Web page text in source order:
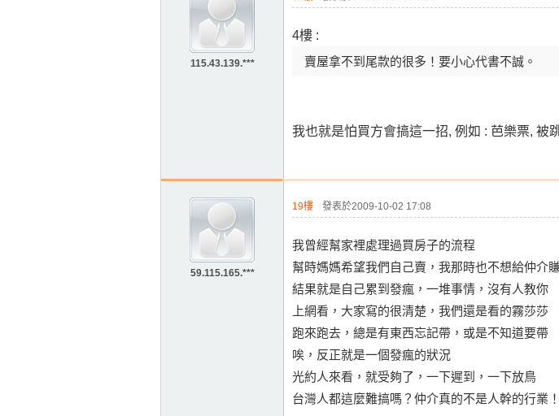
115.43.139.***
4樓 :
賣屋拿不到尾款的很多！要小心代書不誠。
我也就是怕買方會搞這一招, 例如 : 芭樂票, 被
59.115.165.***
19樓 發表於2009-10-02 17:08
我曾經幫家裡處理過買房子的流程
幫時媽媽希望我們自己賣，我那時也不想給仲介
結果就是自己累到發瘋，一堆事情，沒有人教你
上網看，大家寫的很清楚，我們還是看的霧莎莎
跑來跑去，總是有東西忘記帶，或是不知道要帶
唉，反正就是一個發瘋的狀況
光約人來看，就受夠了，一下遲到，一下放鳥
台灣人都這麼難搞嗎？仲介真的不是人幹的行業！